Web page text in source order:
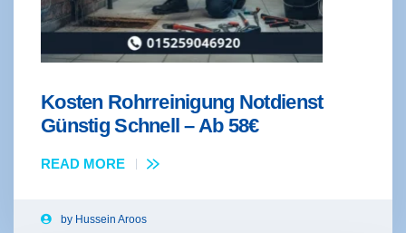
Kosten Rohrreinigung Notdienst
Günstig Schnell – Ab 58€
READ MORE
by Hussein Aroos